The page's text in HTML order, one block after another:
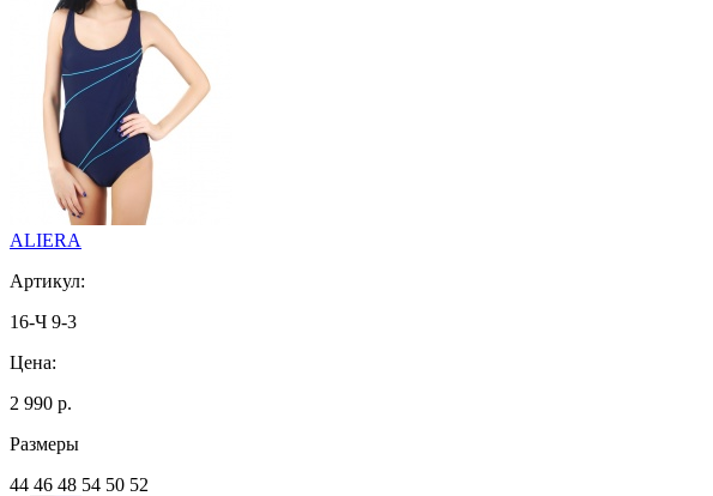
ALIERA
Артикул:
16-Ч 9-3
Цена:
2 990 р.
Размеры
44 46 48 54 50 52